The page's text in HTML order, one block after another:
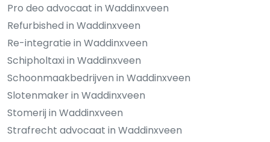
Pro deo advocaat in Waddinxveen
Refurbished in Waddinxveen
Re-integratie in Waddinxveen
Schipholtaxi in Waddinxveen
Schoonmaakbedrijven in Waddinxveen
Slotenmaker in Waddinxveen
Stomerij in Waddinxveen
Strafrecht advocaat in Waddinxveen